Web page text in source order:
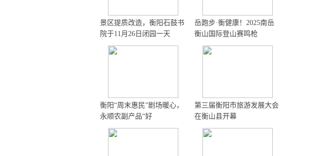
景区提质改造，衡阳石鼓书
院于11月26日闭园一天
岳跑步·衡健康！2025南岳
衡山国际登山赛鸣枪
衡阳“周末惠民”剧场暖心，
永顺农副产品“好
第三届衡阳市旅游发展大会
在衡山县开幕